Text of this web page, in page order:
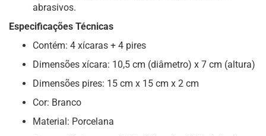
abrasivos.
Especificações Técnicas
Contém: 4 xícaras + 4 pires
Dimensões xícara: 10,5 cm (diâmetro) x 7 cm (altura)
Dimensões pires: 15 cm x 15 cm x 2 cm
Cor: Branco
Material: Porcelana